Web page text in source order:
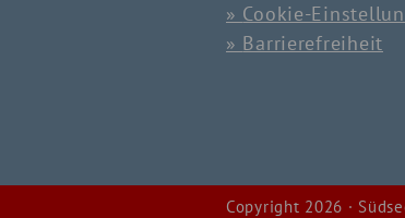
Cookie-
Barrierefreiheit
Copyright 2026 ·